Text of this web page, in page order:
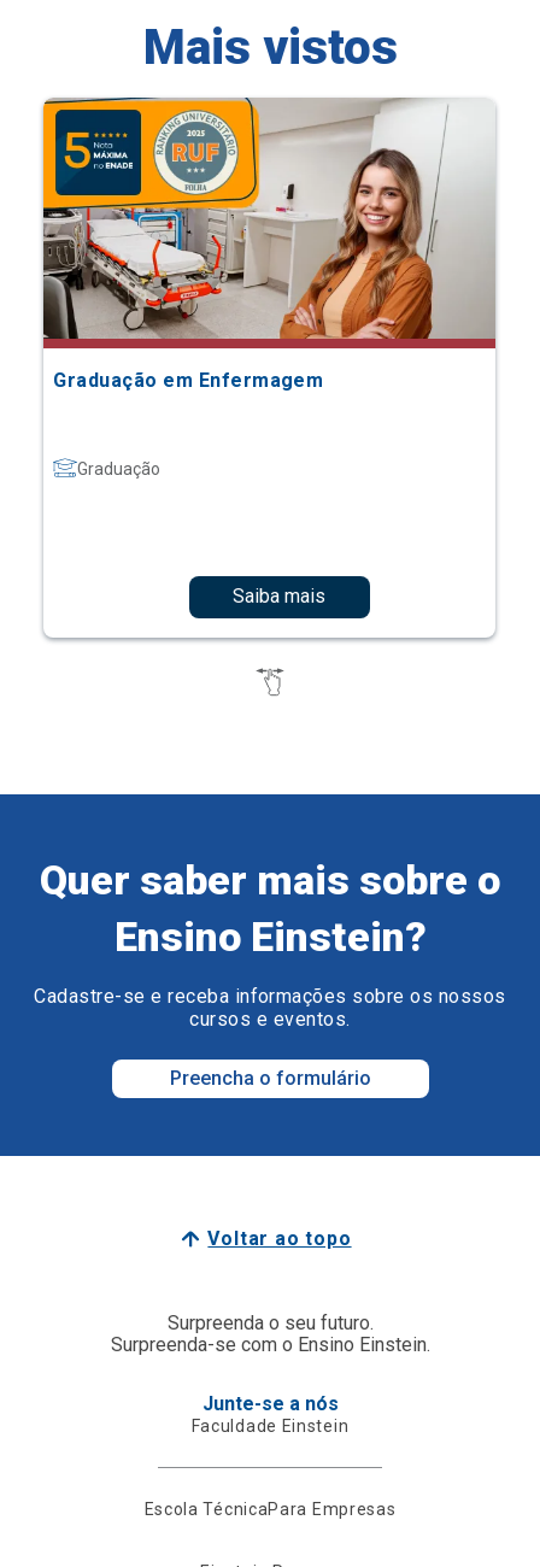
Mais vistos
Graduação em Enfermagem
Graduação
Saiba mais
Quer saber mais sobre o
Ensino Einstein?
Cadastre-se e receba informações sobre os nossos
cursos e eventos.
Preencha o formulário
Voltar ao topo
Surpreenda o seu futuro.
Surpreenda-se com o Ensino Einstein.
Junte-se a nós
Faculdade Einstein
Escola TécnicaPara Empresas